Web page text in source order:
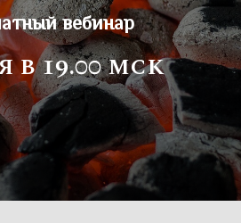
вебинар
в 19.00 мск